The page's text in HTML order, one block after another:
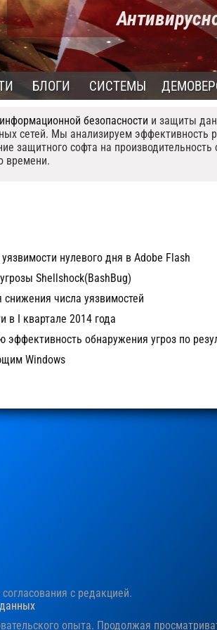
БЛОГИ СИСТЕМЫ
информационной безопасности и защиты
сетей. Мы анализируем
защитного софта на
времени.
нулевого дня в Adobe Flash
Shellshock(BashBug)
числа уязвимостей
в I квартале 2014 года
обнаружения угроз по
Windows
c редакцией.
опыта. Продолжая